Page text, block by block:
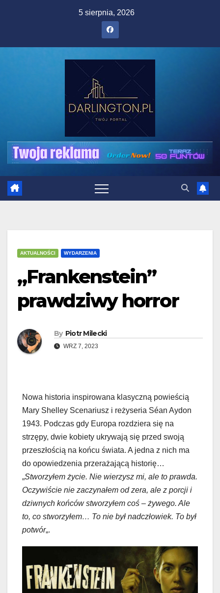
5 sierpnia, 2026
AKTUALNOŚCI WYDARZENIA
„Frankenstein”
prawdziwy horror
By Piotr Milecki
WRZ 7, 2023
Nowa historia inspirowana klasyczną powieścią
Mary Shelley Scenariusz i reżyseria Séan Aydon
1943. Podczas gdy Europa rozdziera się na
strzępy, dwie kobiety ukrywają się przed swoją
przeszłością na końcu świata. A jedna z nich ma
do opowiedzenia przerażającą historię…
„Stworzyłem życie. Nie wierzysz mi, ale to prawda.
Oczywiście nie zaczynałem od zera, ale z porcji i
dziwnych końców stworzyłem coś – żywego. Ale
to, co stworzyłem… To nie był nadczłowiek. To był
potwór„.